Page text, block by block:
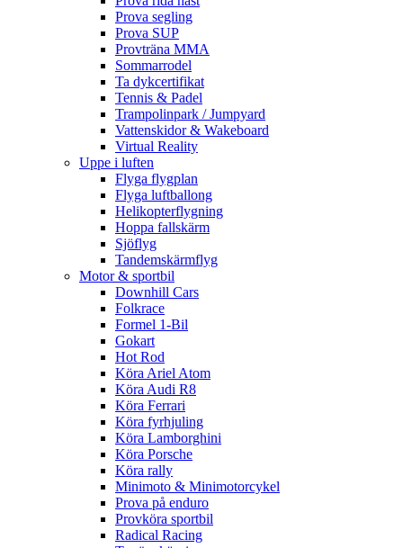
Prova segling
Prova SUP
Provträna MMA
Sommarrodel
Ta dykcertifikat
Tennis & Padel
Trampolinpark / Jumpyard
Vattenskidor & Wakeboard
Virtual Reality
Uppe i luften
Flyga flygplan
Flyga luftballong
Helikopterflygning
Hoppa fallskärm
Sjöflyg
Tandemskärmflyg
Motor & sportbil
Downhill Cars
Folkrace
Formel 1-Bil
Gokart
Hot Rod
Köra Ariel Atom
Köra Audi R8
Köra Ferrari
Köra fyrhjuling
Köra Lamborghini
Köra Porsche
Köra rally
Minimoto & Minimotorcykel
Prova på enduro
Provköra sportbil
Radical Racing